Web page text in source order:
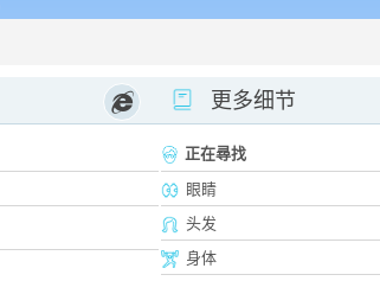
更多细节
正在尋找
眼睛
头发
身体